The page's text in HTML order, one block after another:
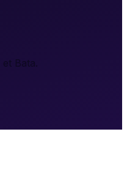
Bata.